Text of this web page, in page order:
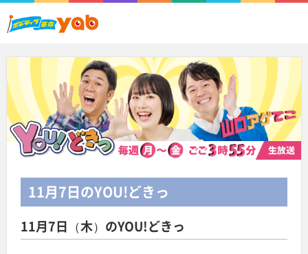
11月7日のYOU!どきっ
11月7日（木）のYOU!どきっ